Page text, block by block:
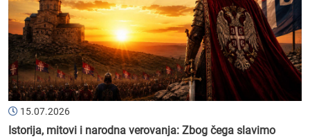
15.07.2026
Istorija, mitovi i narodna verovanja: Zbog čega slavimo